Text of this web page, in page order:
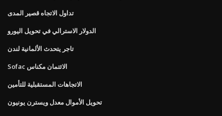
تداول الاتجاه قصير المدى
الدولار الاسترالي في تحويل اليورو
تاجر يتحدث الألمانية لندن
Sofac الائتمان مكناس
الاتجاهات المستقبلية للتأمين
تحويل الأموال معدل ويسترن يونيون